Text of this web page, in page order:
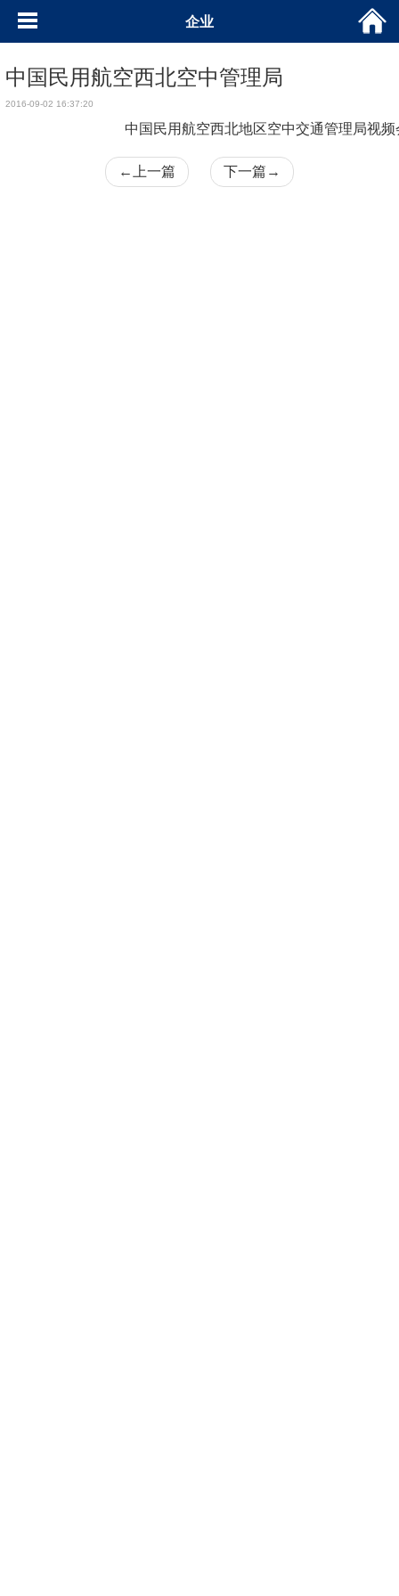
企业
中国民用航空西北空中管理局
2016-09-02 16:37:20
中国民用航空西北地区空中交通管理局视
← 上一篇 下一篇 →